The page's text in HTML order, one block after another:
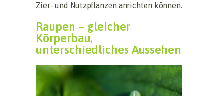
Zier- und Nutzpflanzen anrichten können.
Raupen – gleicher
Körperbau,
unterschiedliches Aussehen